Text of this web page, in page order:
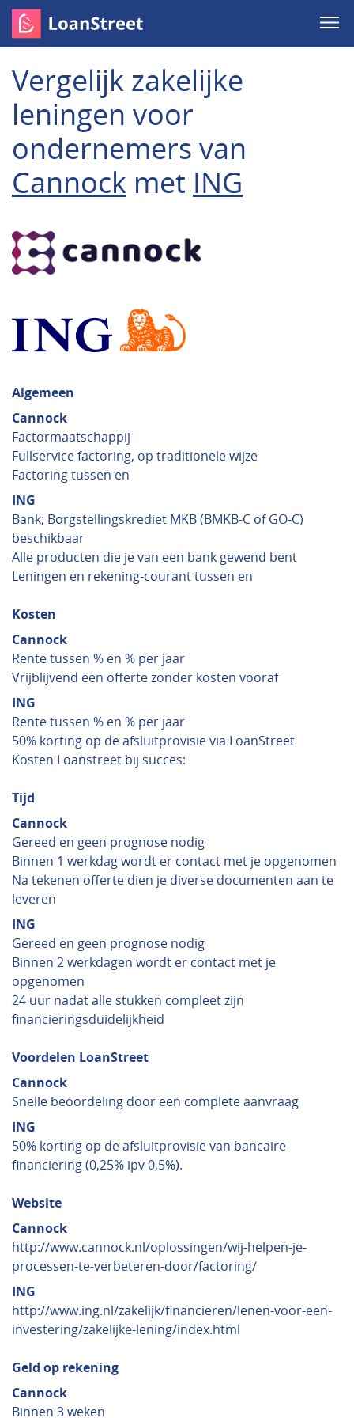
Vergelijk zakelijke
leningen voor
ondernemers van
Cannock met ING
Algemeen
Cannock
Factormaatschappij
Fullservice factoring, op traditionele wijze
Factoring tussen en
ING
Bank; Borgstellingskrediet MKB (BMKB-C of GO-C)
beschikbaar
Alle producten die je van een bank gewend bent
Leningen en rekening-courant tussen en
Kosten
Cannock
Rente tussen % en % per jaar
Vrijblijvend een offerte zonder kosten vooraf
ING
Rente tussen % en % per jaar
50% korting op de afsluitprovisie via LoanStreet
Kosten Loanstreet bij succes:
Tijd
Cannock
Gereed en geen prognose nodig
Binnen 1 werkdag wordt er contact met je opgenomen
Na tekenen offerte dien je diverse documenten aan te
leveren
ING
Gereed en geen prognose nodig
Binnen 2 werkdagen wordt er contact met je
opgenomen
24 uur nadat alle stukken compleet zijn
financieringsduidelijkheid
Voordelen LoanStreet
Cannock
Snelle beoordeling door een complete aanvraag
ING
50% korting op de afsluitprovisie van bancaire
financiering (0,25% ipv 0,5%).
Website
Cannock
http://www.cannock.nl/oplossingen/wij-helpen-je-
processen-te-verbeteren-door/factoring/
ING
http://www.ing.nl/zakelijk/financieren/lenen-voor-een-
investering/zakelijke-lening/index.html
Geld op rekening
Cannock
Binnen 3 weken